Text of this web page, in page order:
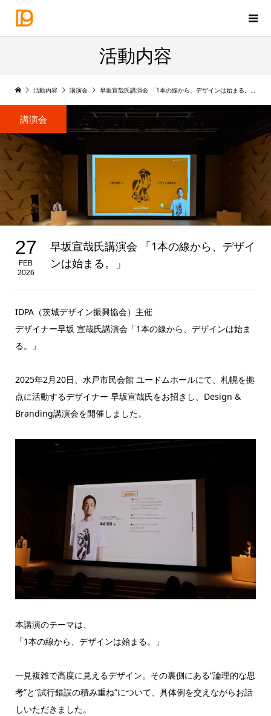
活動内容
活動内容 講演会 早坂宣哉氏講演会 「1本の線から、デザインは始まる。」
講演会
27
FEB
2026
早坂宣哉氏講演会 「1本の線から、デザイ
ンは始まる。」
IDPA（茨城デザイン振興協会）主催
デザイナー早坂 宣哉氏講演会「1本の線から、デザインは始ま
る。」
2025年2月20日、水戸市民会館 ユードムホールにて、札幌を拠
点に活動するデザイナー 早坂宣哉氏をお招きし、Design &
Branding講演会を開催しました。
本講演のテーマは、
「1本の線から、デザインは始まる。」
一見複雑で高度に見えるデザイン。その裏側にある“論理的な思
考”と“試行錯誤の積み重ね”について、具体例を交えながらお話
しいただきました。